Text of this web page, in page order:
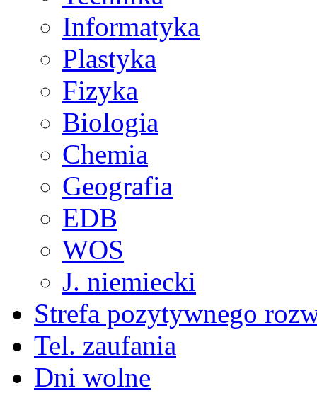
Informatyka
Plastyka
Fizyka
Biologia
Chemia
Geografia
EDB
WOS
J. niemiecki
Strefa pozytywnego
Tel. zaufania
Dni wolne